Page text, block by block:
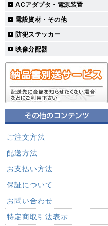
ACアダプタ・電源装置
電設資材・その他
防犯ステッカー
映像分配器
ご注文方法
配送方法
お支払い方法
保証について
お問い合わせ
特定商取引法表示